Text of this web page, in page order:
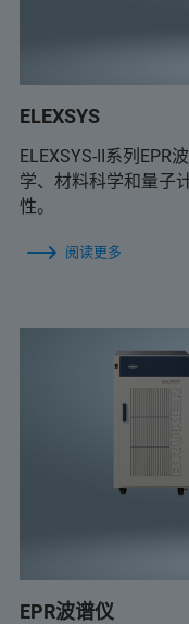
ELEXSYS
ELEXSYS-II系列EPR
学、材料科学和量子
性。
阅读更多
EPR波谱仪